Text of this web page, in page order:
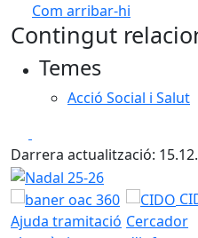
Com arribar-hi
+
Contingut
Temes
Acció Social i Salut
Darrera actualització:
Nadal 25-26
Ajuda tramitació Cercador